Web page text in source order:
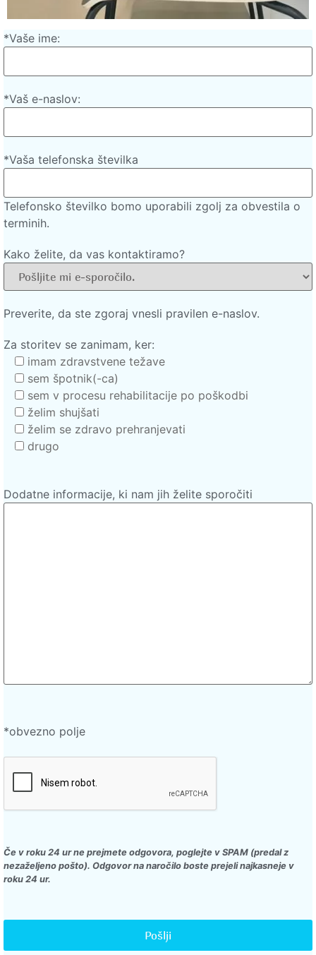
*Vaše ime:
*Vaš e-naslov:
*Vaša telefonska številka
Telefonsko številko bomo uporabili zgolj za obvestila o
terminih.
Kako želite, da vas kontaktiramo?
Preverite, da ste zgoraj vnesli pravilen e-naslov.
Za storitev se zanimam, ker:
imam zdravstvene težave
sem špotnik(-ca)
sem v procesu rehabilitacije po poškodbi
želim shujšati
želim se zdravo prehranjevati
drugo
Dodatne informacije, ki nam jih želite sporočiti
*obvezno polje
Če v roku 24 ur ne prejmete odgovora, poglejte v SPAM (predal z
nezaželjeno pošto). Odgovor na naročilo boste prejeli najkasneje v
roku 24 ur.